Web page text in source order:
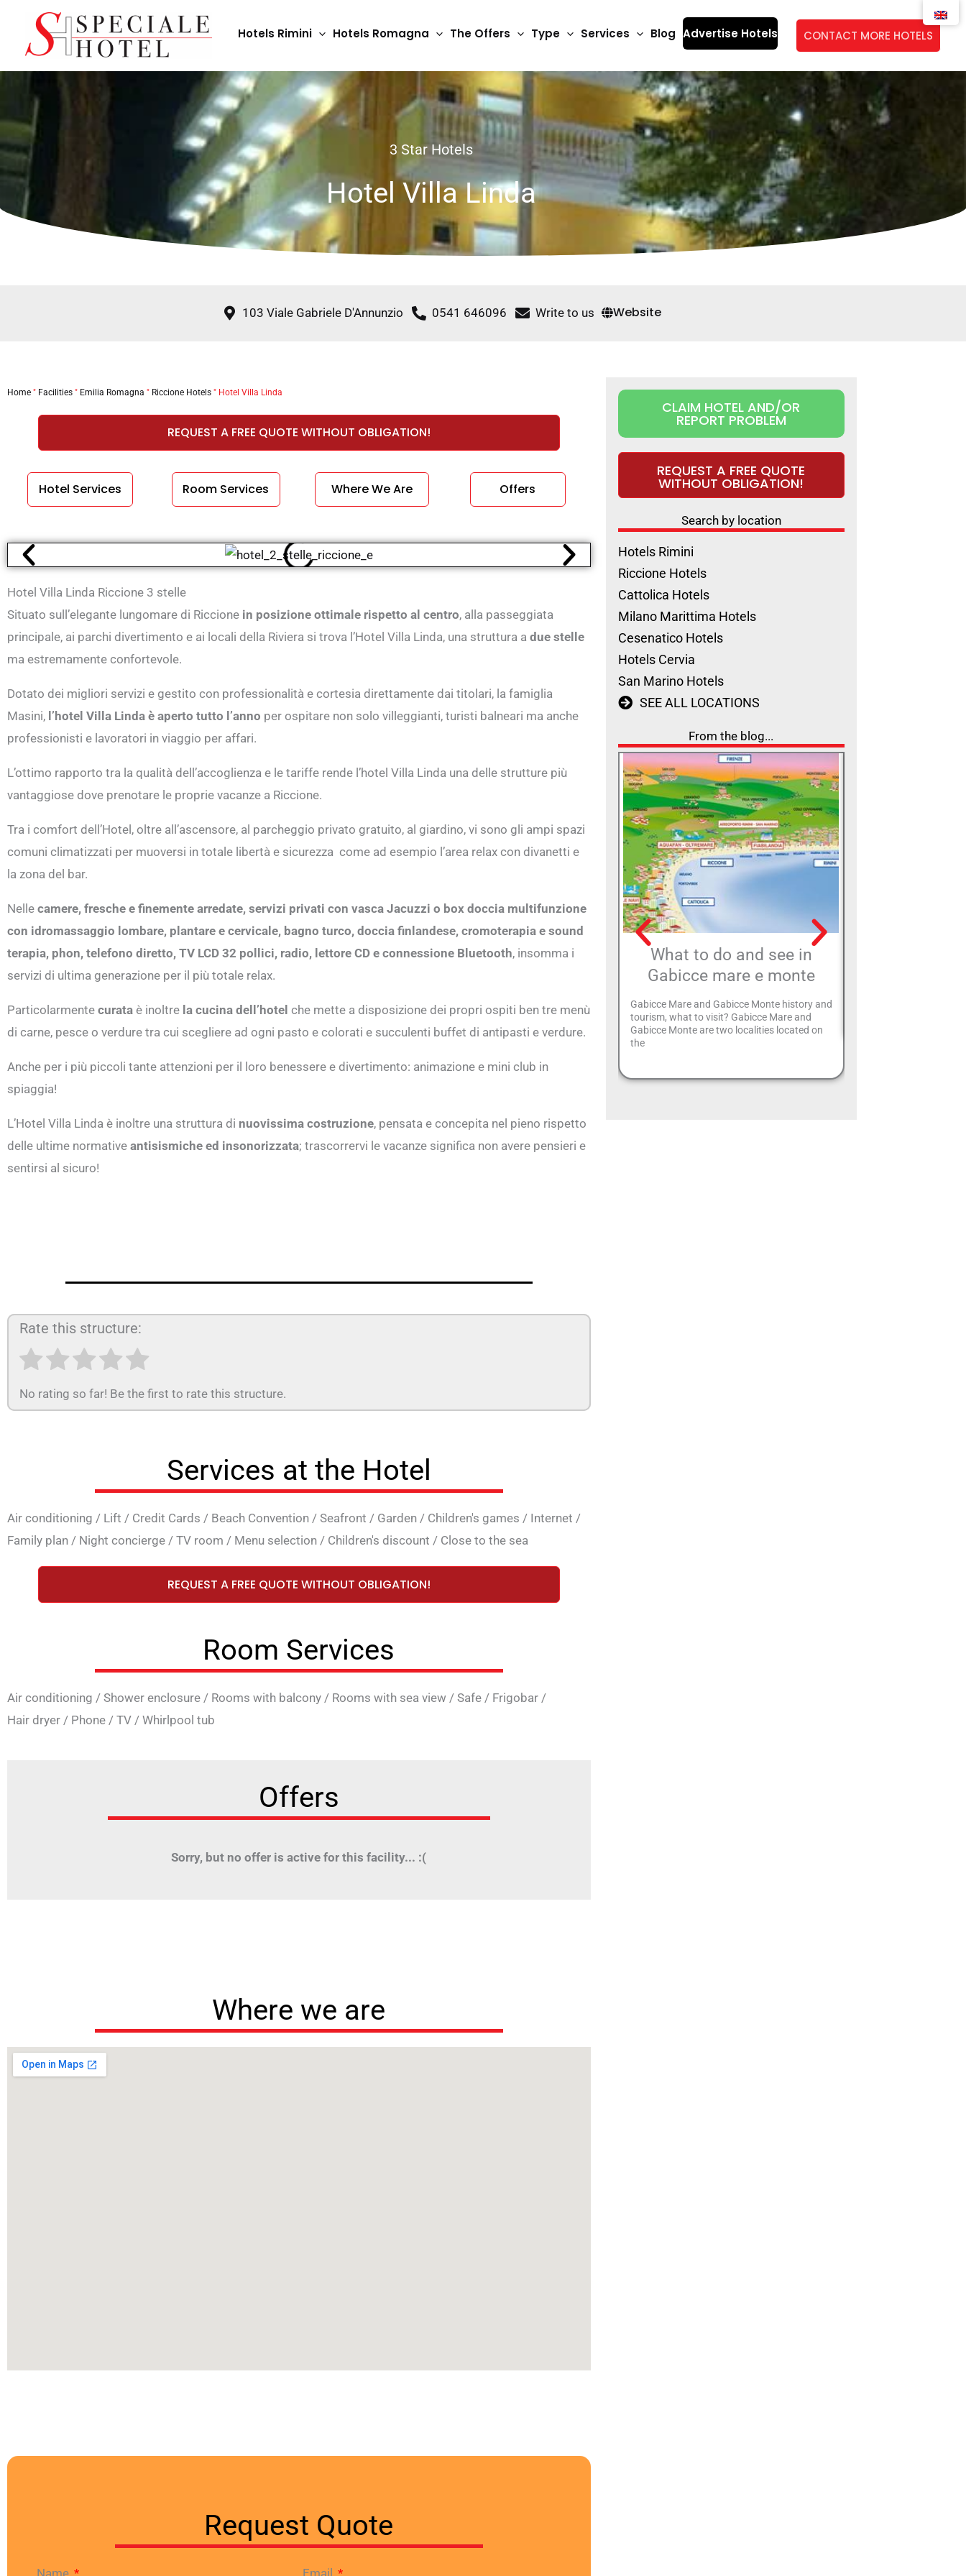
content
Hotels Rimini Hotels Romagna The Offers Type Services Blog Advertise Hotels CONTACT MORE HOTELS
3 Star Hotels
Hotel Villa Linda
103 Viale Gabriele D'Annunzio 0541 646096 Write to us Website
Home " Facilities " Emilia Romagna " Riccione Hotels " Hotel Villa Linda
REQUEST A FREE QUOTE WITHOUT OBLIGATION!
Hotel Services Room Services Where We Are Offers
Hotel Villa Linda Riccione 3 stelle
Situato sull’elegante lungomare di Riccione in posizione ottimale rispetto al centro, alla passeggiata
principale, ai parchi divertimento e ai locali della Riviera si trova l’Hotel Villa Linda, una struttura a due stelle
ma estremamente confortevole.
Dotato dei migliori servizi e gestito con professionalità e cortesia direttamente dai titolari, la famiglia
Masini, l’hotel Villa Linda è aperto tutto l’anno per ospitare non solo villeggianti, turisti balneari ma anche
professionisti e lavoratori in viaggio per affari.
L’ottimo rapporto tra la qualità dell’accoglienza e le tariffe rende l’hotel Villa Linda una delle strutture più
vantaggiose dove prenotare le proprie vacanze a Riccione.
Tra i comfort dell’Hotel, oltre all’ascensore, al parcheggio privato gratuito, al giardino, vi sono gli ampi spazi
comuni climatizzati per muoversi in totale libertà e sicurezza come ad esempio l’area relax con divanetti e
la zona del bar.
Nelle camere, fresche e finemente arredate, servizi privati con vasca Jacuzzi o box doccia multifunzione
con idromassaggio lombare, plantare e cervicale, bagno turco, doccia finlandese, cromoterapia e sound
terapia, phon, telefono diretto, TV LCD 32 pollici, radio, lettore CD e connessione Bluetooth, insomma i
servizi di ultima generazione per il più totale relax.
Particolarmente curata è inoltre la cucina dell’hotel che mette a disposizione dei propri ospiti ben tre menù
di carne, pesce o verdure tra cui scegliere ad ogni pasto e colorati e succulenti buffet di antipasti e verdure.
Anche per i più piccoli tante attenzioni per il loro benessere e divertimento: animazione e mini club in
spiaggia!
L’Hotel Villa Linda è inoltre una struttura di nuovissima costruzione, pensata e concepita nel pieno rispetto
delle ultime normative antisismiche ed insonorizzata; trascorrervi le vacanze significa non avere pensieri e
sentirsi al sicuro!
Rate this structure:
No rating so far! Be the first to rate this structure.
Services at the Hotel
Air conditioning / Lift / Credit Cards / Beach Convention / Seafront / Garden / Children's games / Internet /
Family plan / Night concierge / TV room / Menu selection / Children's discount / Close to the sea
REQUEST A FREE QUOTE WITHOUT OBLIGATION!
Room Services
Air conditioning / Shower enclosure / Rooms with balcony / Rooms with sea view / Safe / Frigobar /
Hair dryer / Phone / TV / Whirlpool tub
Offers
Sorry, but no offer is active for this facility... :(
Where we are
Request Quote
CLAIM HOTEL AND/OR
REPORT PROBLEM
REQUEST A FREE QUOTE
WITHOUT OBLIGATION!
Search by location
Hotels Rimini
Riccione Hotels
Cattolica Hotels
Milano Marittima Hotels
Cesenatico Hotels
Hotels Cervia
San Marino Hotels
SEE ALL LOCATIONS
From the blog...
What to do and see in
Gabicce mare e monte
Gabicce Mare and Gabicce Monte history and
tourism, what to visit? Gabicce Mare and
Gabicce Monte are two localities located on
the